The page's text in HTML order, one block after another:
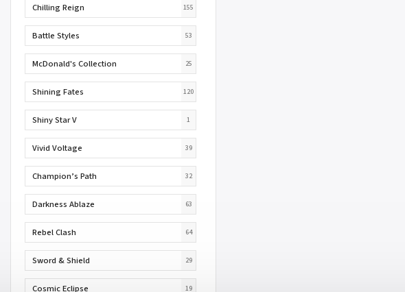
Chilling Reign 155
Battle Styles 53
McDonald's Collection 25
Shining Fates 120
Shiny Star V 1
Vivid Voltage 39
Champion’s Path 32
Darkness Ablaze 63
Rebel Clash 64
Sword & Shield 29
Cosmic Eclipse 19